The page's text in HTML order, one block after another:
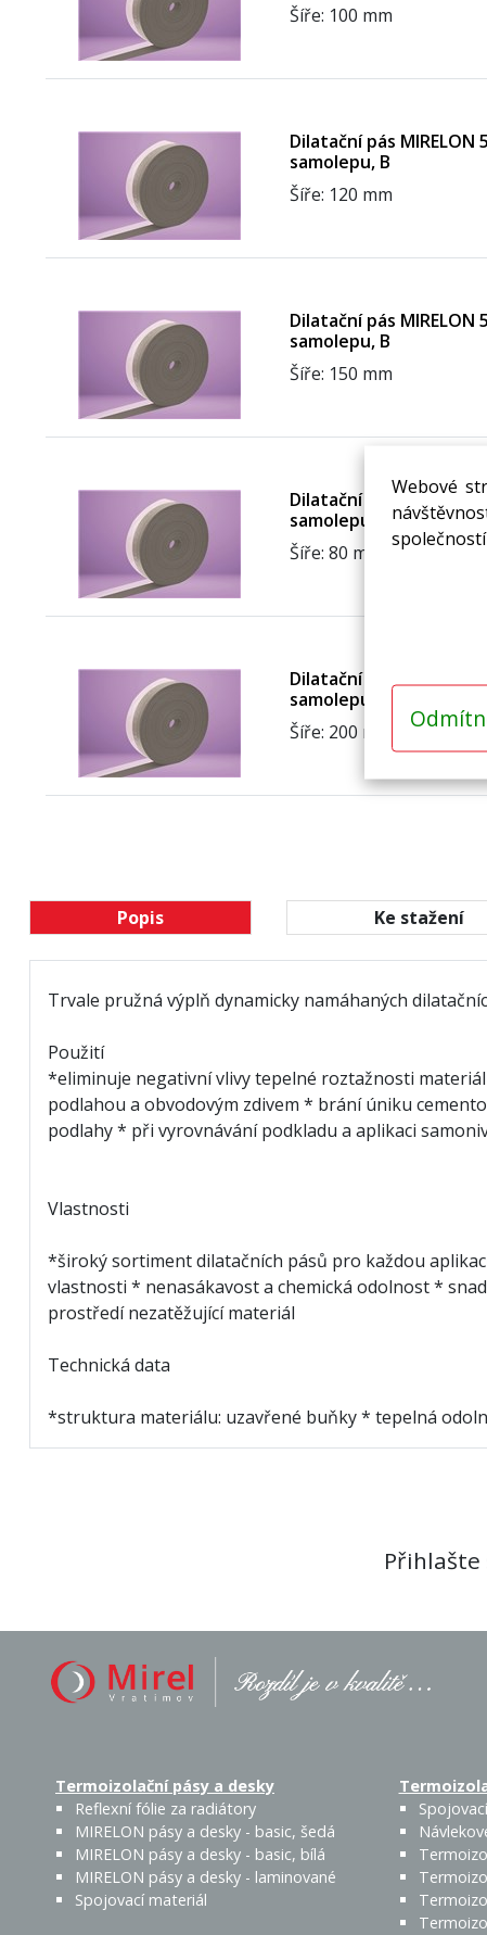
Webové
Šíře: 100 mm
Dilatační pás MIRELON
samolepu, B
Šíře: 120 mm
Dilatační pás MIRELON
samolepu, B
Šíře: 150 mm
Dilatační pás MIRELON
samolepu, B
Šíře: 80 mm
Dilatační pás MIRELON
samolepu, B
Šíře: 200 mm
Popis Ke stažení
Trvale pružná výplň dynamicky namáhaných
Použití
*eliminuje negativní vlivy tepelné roztažnosti
podlahou a obvodovým zdivem * brání úniku
podlahy * při vyrovnávání podkladu a aplikaci
Vlastnosti
*široký sortiment dilatačních pásů pro každou
vlastnosti * nenasákavost a chemická odolnost *
prostředí nezatěžující materiál
Technická data
*struktura materiálu: uzavřené buňky * tepelná
Přihlašte
Termoizolační pásy a desky
Reflexní fólie za radiátory
MIRELON pásy a desky - basic, šedá
MIRELON pásy a desky - basic, bílá
MIRELON pásy a desky - laminované
Spojovací materiál